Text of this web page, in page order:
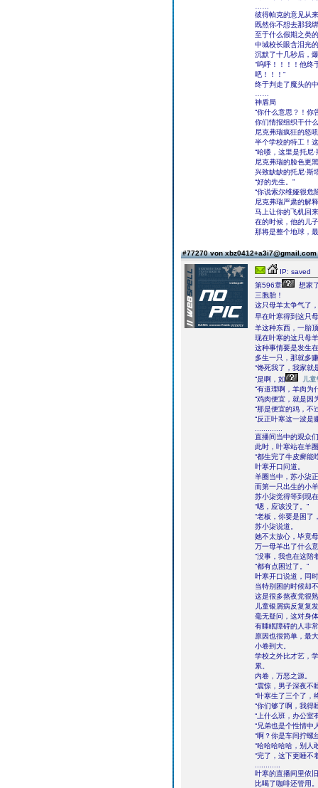
彼得帕克的意见从
既然你不想去那我
至于什么假期之类
中城校长眼含泪光
沉默了十几秒后，
“呜呼！！！！他终
吧！！！”
终于判走了魔头的
神盾局
“你什么意思？！你
你们情报组织干什
尼克弗瑞疯狂的怒
半个学校的特工！
“哈喽，这里是托尼
尼克弗瑞的脸色更
兴致缺缺的托尼·斯
“好的先生。”
“你说索尔维娅很危
尼克弗瑞严肃的解
马上让你的飞机回
在的时候，他的儿
那将是整个地球，
#77270 von xbz0412+a3i7@gmail.com
IP: saved
第596章
想家
三胞胎！
这只母羊太争气了
早在叶寒得到这只
羊这种东西，一胎
现在叶寒的这只母
这种事情要是发生
多生一只，那就多
“馋死我了，我家就
“是啊，如
儿
“有道理啊，羊肉为
“鸡肉便宜，就是因
“那是便宜的鸡，不
“反正叶寒这一波是
直播间当中的观众
此时，叶寒站在羊
“都生完了牛皮癣能
叶寒开口问道。
羊圈当中，苏小柒
而第一只出生的小
苏小柒觉得等到现
“嗯，应该没了。”
“老板，你要是困了
苏小柒说道。
她不太放心，毕竟
万一母羊出了什么
“没事，我也在这陪
“都有点困过了。”
叶寒开口说道，同
当特别困的时候却
这是很多熬夜党很
儿童银屑病反复复发
毫无疑问，这对身
有睡眠障碍的人非
原因也很简单，最
小卷到大。
学校之外比才艺，
累。
内卷，万恶之源。
“震惊，男子深夜不
“叶寒生了三个了，
“你们够了啊，我得
“上什么班，办公室
“兄弟也是个性情中
“啊？你是车间拧螺
“哈哈哈哈哈，别人
“完了，这下更睡不
叶寒的直播间里依
比喝了咖啡还管用。